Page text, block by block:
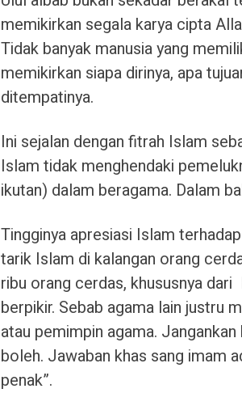
memikirkan segala karya cipta
Tidak banyak manusia yang
memikirkan siapa dirinya, apa
ditempatinya.
Ini sejalan dengan fitrah Islam
Islam tidak menghendaki
ikutan) dalam beragama. Dalam
Tingginya apresiasi Islam
tarik Islam di kalangan orang
ribu orang cerdas, khususnya
berpikir. Sebab agama lain justru
atau pemimpin agama.
boleh. Jawaban khas sang imam
penak”.